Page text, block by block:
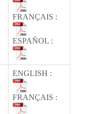
FRANÇAIS :
ESPAÑOL :
ENGLISH :
FRANÇAIS :